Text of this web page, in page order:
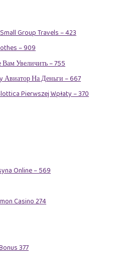
Group Travels – 423
– 909
Увеличить – 755
Авиатор На Деньги – 667
Pierwszej Wpłaty – 370
Online – 569
Casino 274
377